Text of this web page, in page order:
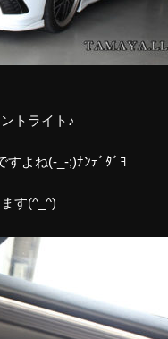
トライト♪
すよね(-_-;)ﾅﾝﾃﾞﾀﾞﾖ
す(^_^)